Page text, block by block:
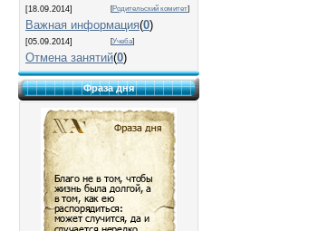
[18.09.2014] [Родительский комитет]
Важная информация(0)
[05.09.2014] [Учеба]
Отмена занятий(0)
Фраза дня